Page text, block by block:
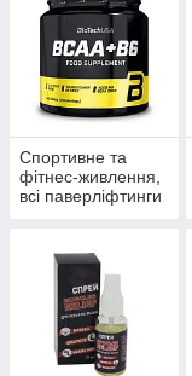
Спортивне та
фітнес-живлення,
всі паверліфтинги